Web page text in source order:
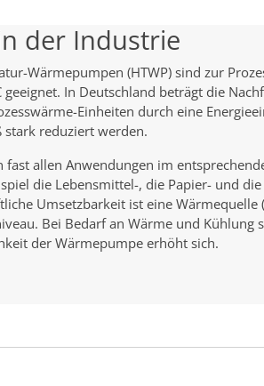
der Industrie
Wärmepumpen (HTWP) sind zur
geeignet. In Deutschland beträgt die
Einheiten durch eine
stark reduziert werden.
fast allen Anwendungen im
die Lebensmittel-, die Papier- und
Umsetzbarkeit ist eine Wärmequelle
Bei Bedarf an Wärme und Kühlung
der Wärmepumpe erhöht sich.